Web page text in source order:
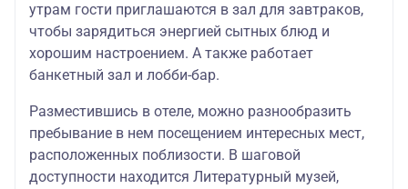
утрам гости приглашаются в зал для завтраков,
чтобы зарядиться энергией сытных блюд и
хорошим настроением. А также работает
банкетный зал и лобби-бар.
Разместившись в отеле, можно разнообразить
пребывание в нем посещением интересных мест,
расположенных поблизости. В шаговой
доступности находится Литературный музей,